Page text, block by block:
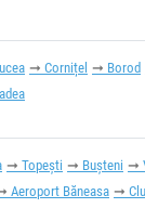
Cornițel Borod
Topești Bușteni
Aeroport Băneasa